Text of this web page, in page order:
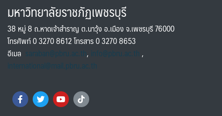
มหาวิทยาลัยราชภัฏเพชรบุรี
38 หมู่ 8 ถ.หาดเจ้าสำราญ ต.นาวุ้ง อ.เมือง จ.เพชรบุรี 76000
โทรศัพท์ 0 3270 8612 โทรสาร 0 3270 8653
อีเมล saraban@pbru.ac.th, info@pbru.ac.th,
international@mail.pbru.ac.th